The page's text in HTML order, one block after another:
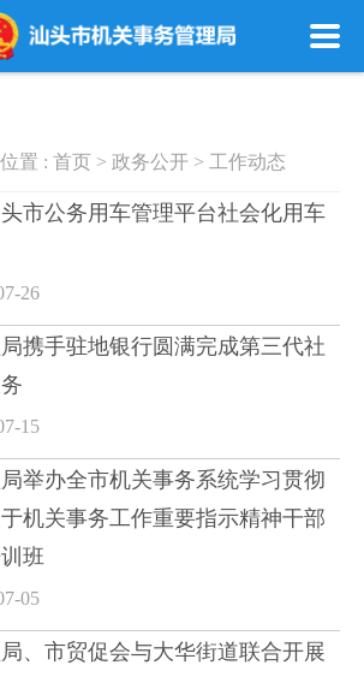
置 : 首页 > 政务公开 > 工作动态
市公务用车管理平台社会化用车
26
携手驻地银行圆满完成第三代社
15
举办全市机关事务系统学习贯彻
机关事务工作重要指示精神干部
班
05
、市贸促会与大华街道联合开展